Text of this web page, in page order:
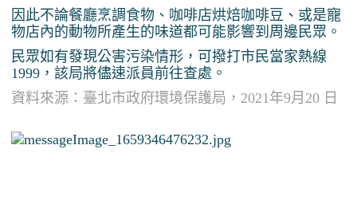
因此不論餐廳烹調食物、咖啡店烘焙咖啡豆、或是寵
物店內的動物所產生的味道都可能影響到周邊民眾。
民眾如有發現公害污染情形，可撥打市民當家熱線
1999，該局將儘速派員前往查處。
資料來源：臺北市政府環境保護局，2021年9月20 日